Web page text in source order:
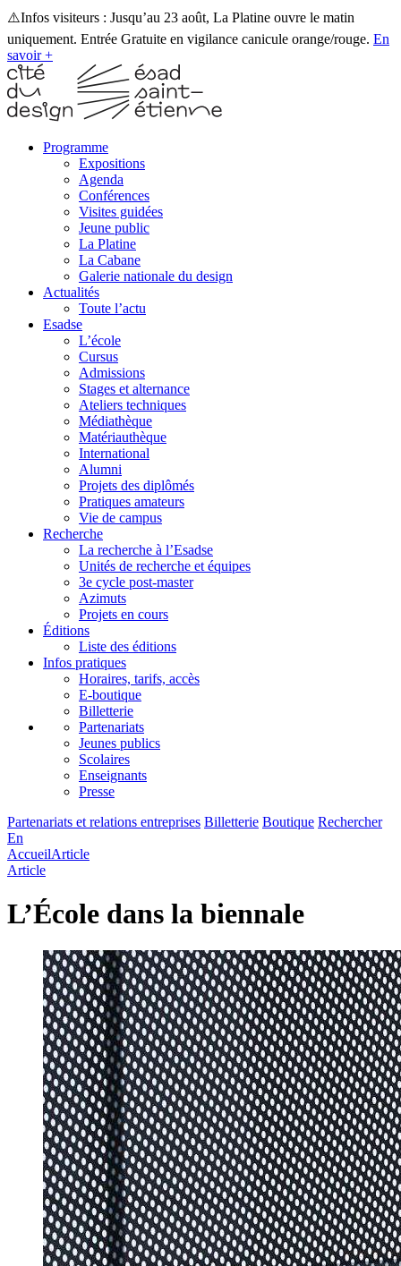
⚠️Infos visiteurs : Jusqu’au 23 août, La Platine ouvre le matin
uniquement. Entrée Gratuite en vigilance canicule orange/rouge. En
savoir +
Programme
Expositions
Agenda
Conférences
Visites guidées
Jeune public
La Platine
La Cabane
Galerie nationale du design
Actualités
Toute l’actu
Esadse
L’école
Cursus
Admissions
Stages et alternance
Ateliers techniques
Médiathèque
Matériauthèque
International
Alumni
Projets des diplômés
Pratiques amateurs
Vie de campus
Recherche
La recherche à l’Esadse
Unités de recherche et équipes
3e cycle post-master
Azimuts
Projets en cours
Éditions
Liste des éditions
Infos pratiques
Horaires, tarifs, accès
E-boutique
Billetterie
Partenariats
Jeunes publics
Scolaires
Enseignants
Presse
Partenariats et relations entreprises Billetterie Boutique Rechercher
En
AccueilArticle
Article
L’École dans la biennale